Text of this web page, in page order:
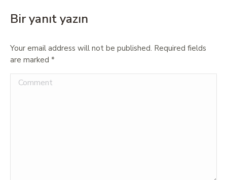
Bir yanıt yazın
Your email address will not be published. Required fields
are marked *
Comment